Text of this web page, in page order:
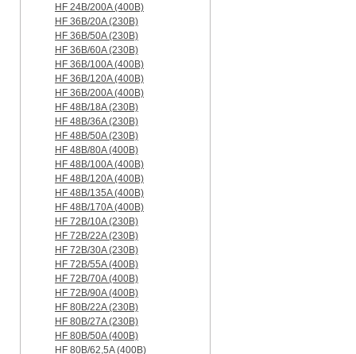
HF 24B/200A (400B)
HF 36B/20A (230B)
HF 36B/50A (230B)
HF 36B/60A (230B)
HF 36B/100A (400B)
HF 36B/120A (400B)
HF 36B/200A (400B)
HF 48B/18A (230B)
HF 48B/36A (230B)
HF 48B/50A (230B)
HF 48B/80A (400B)
HF 48B/100A (400B)
HF 48B/120A (400B)
HF 48B/135A (400B)
HF 48B/170A (400B)
HF 72B/10A (230B)
HF 72B/22A (230B)
HF 72B/30A (230B)
HF 72B/55A (400B)
HF 72B/70A (400B)
HF 72B/90A (400B)
HF 80B/22A (230B)
HF 80B/27A (230B)
HF 80B/50A (400B)
HF 80B/62,5A (400B)